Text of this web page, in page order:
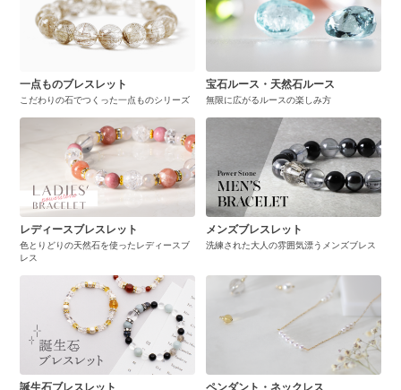
一点ものブレスレット
こだわりの石でつくった一点ものシリーズ
宝石ルース・天然石ルース
無限に広がるルースの楽しみ方
レディースブレスレット
色とりどりの天然石を使ったレディースブ
レス
メンズブレスレット
洗練された大人の雰囲気漂うメンズブレス
誕生石ブレスレット ペンダント・ネックレス